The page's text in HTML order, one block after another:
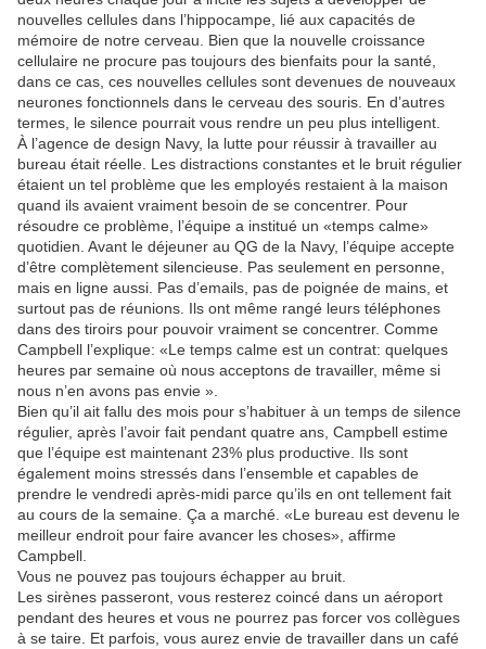
nouvelles cellules dans l’hippocampe, lié aux capacités de
mémoire de notre cerveau. Bien que la nouvelle croissance
cellulaire ne procure pas toujours des bienfaits pour la santé,
dans ce cas, ces nouvelles cellules sont devenues de nouveaux
neurones fonctionnels dans le cerveau des souris. En d’autres
termes, le silence pourrait vous rendre un peu plus intelligent.
À l’agence de design Navy, la lutte pour réussir à travailler au
bureau était réelle. Les distractions constantes et le bruit régulier
étaient un tel problème que les employés restaient à la maison
quand ils avaient vraiment besoin de se concentrer. Pour
résoudre ce problème, l’équipe a institué un «temps calme»
quotidien. Avant le déjeuner au QG de la Navy, l’équipe accepte
d’être complètement silencieuse. Pas seulement en personne,
mais en ligne aussi. Pas d’emails, pas de poignée de mains, et
surtout pas de réunions. Ils ont même rangé leurs téléphones
dans des tiroirs pour pouvoir vraiment se concentrer. Comme
Campbell l’explique: «Le temps calme est un contrat: quelques
heures par semaine où nous acceptons de travailler, même si
nous n’en avons pas envie ».
Bien qu’il ait fallu des mois pour s’habituer à un temps de silence
régulier, après l’avoir fait pendant quatre ans, Campbell estime
que l’équipe est maintenant 23% plus productive. Ils sont
également moins stressés dans l’ensemble et capables de
prendre le vendredi après-midi parce qu’ils en ont tellement fait
au cours de la semaine. Ça a marché. «Le bureau est devenu le
meilleur endroit pour faire avancer les choses», affirme
Campbell.
Vous ne pouvez pas toujours échapper au bruit.
Les sirènes passeront, vous resterez coincé dans un aéroport
pendant des heures et vous ne pourrez pas forcer vos collègues
à se taire. Et parfois, vous aurez envie de travailler dans un café